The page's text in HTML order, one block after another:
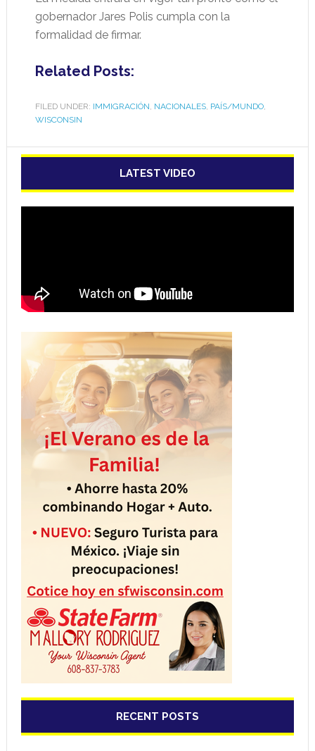
gobernador Jares Polis cumpla con la
formalidad de firmar.
Related Posts:
FILED UNDER: IMMIGRACIÓN, NACIONALES, PAÍS/MUNDO,
WISCONSIN
LATEST VIDEO
RECENT POSTS